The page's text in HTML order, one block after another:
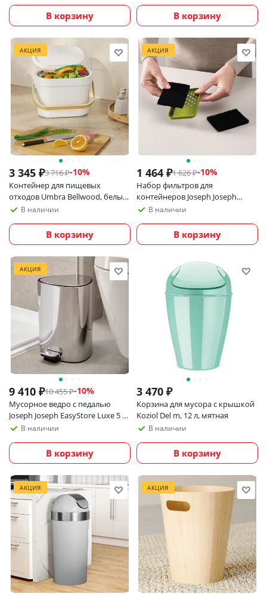
В корзину В корзину
АКЦИЯ
3 345 ₽3 716₽-10%
Контейнер для пищевых
отходов Umbra Bellwood, белый/
натуральное дерево
В наличии
В корзину
АКЦИЯ
1 464 ₽1 626₽-10%
Набор фильтров для
контейнеров Joseph Joseph
Titan/Totem/Stack 2 шт
В наличии
В корзину
АКЦИЯ
9 410 ₽10 455₽-10%
Мусорное ведро с педалью
Joseph Joseph EasyStore Luxe 5 л,
угловое
В наличии
В корзину
3 470 ₽
Корзина для мусора с крышкой
Koziol Del m, 12 л, мятная
В наличии
В корзину
АКЦИЯ АКЦИЯ